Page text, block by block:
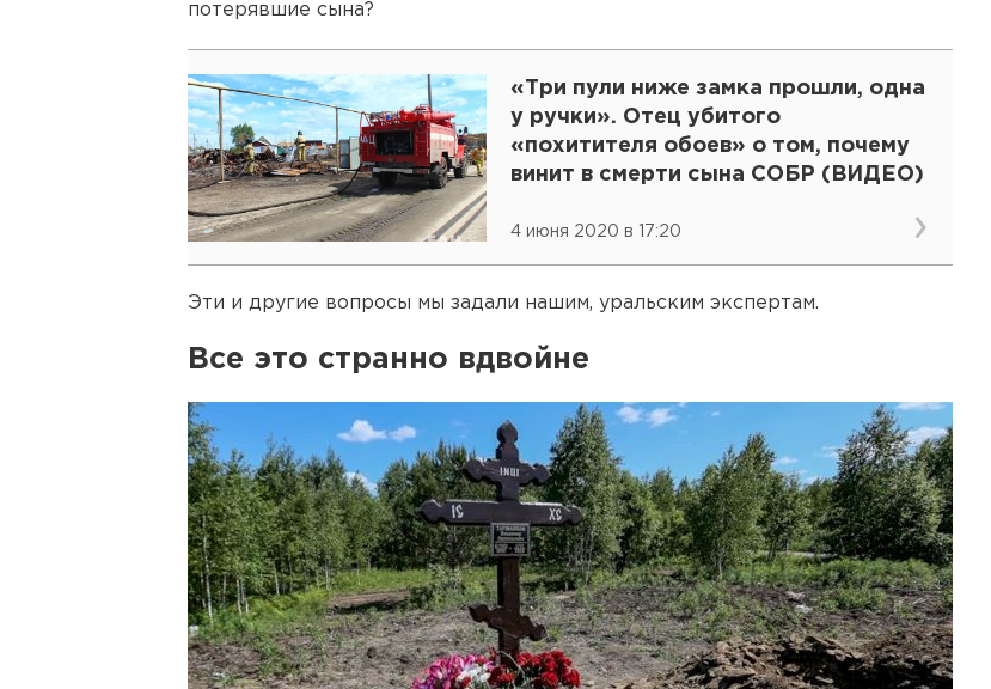
потерявшие сына?
«Три пули ниже замка прошли, одна
у ручки». Отец убитого
«похитителя обоев» о том, почему
винит в смерти сына СОБР (ВИДЕО)
4 июня 2020 в 17:20
Эти и другие вопросы мы задали нашим, уральским экспертам.
Все это странно вдвойне